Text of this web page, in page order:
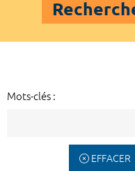
Mots-clés :
EFFACER